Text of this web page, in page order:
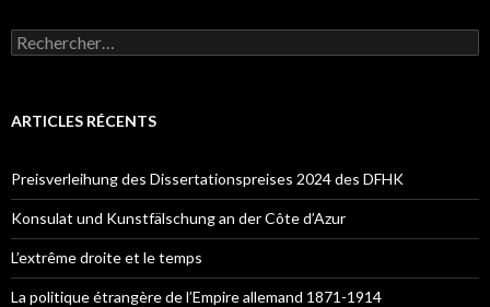
R
e
e
h
e
r
:
ARTICLES RÉCENTS
Preisverleihung des Dissertationspreises 2024 des DFHK
Konsulat und Kunstfälschung an der Côte d’Azur
L’extrême droite et le temps
La politique étrangère de l’Empire allemand 1871-1914